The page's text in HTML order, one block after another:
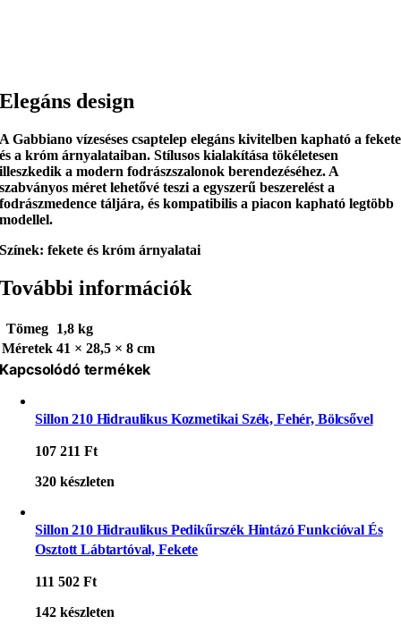
Elegáns design
A Gabbiano vízeséses csaptelepelegáns kivitelben kapható a fekete
és a króm árnyalataiban. Stílusos kialakítása tökéletesen
illeszkedik a modern fodrászszalonok berendezéséhez. A
szabványos méret lehetővé teszi aegyszerű beszerelést a
fodrászmedence táljára, éskompatibilis a piacon kapható legtöbb
modellel.
Színek: fekete és króm árnyalatai
További információk
Tömeg 1,8 kg
Méretek 41 × 28,5 × 8 cm
Kapcsolódó termékek
Sillon 210 Hidraulikus Kozmetikai Szék, Fehér, Bölcsővel
107 211Ft
320 készleten
Sillon 210 Hidraulikus Pedikűrszék Hintázó Funkcióval És
Osztott Lábtartóval, Fekete
111 502Ft
142 készleten